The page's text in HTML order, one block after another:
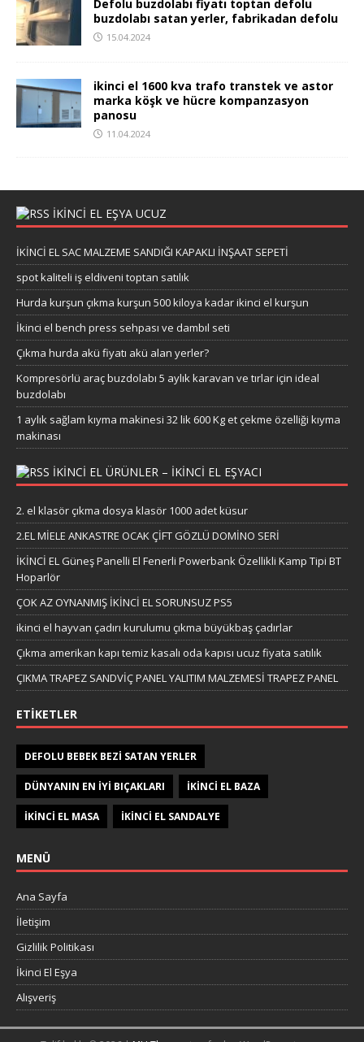
Defolu buzdolabı fiyatı toptan defolu
buzdolabı satan yerler, fabrikadan defolu
15.04.2024
ikinci el 1600 kva trafo transtek ve astor
marka köşk ve hücre kompanzasyon
panosu
11.04.2024
IKINCI EL EŞYA UCUZ
İKİNCİ EL SAC MALZEME SANDIĞI KAPAKLI İNŞAAT SEPETİ
spot kaliteli iş eldiveni toptan satılık
Hurda kurşun çıkma kurşun 500 kiloya kadar ikinci el kurşun
İkinci el bench press sehpası ve dambıl seti
Çıkma hurda akü fiyatı akü alan yerler?
Kompresörlü araç buzdolabı 5 aylık karavan ve tırlar için ideal
buzdolabı
1 aylık sağlam kıyma makinesi 32 lik 600 Kg et çekme özelliği kıyma
makinası
IKINCI EL ÜRÜNLER – IKINCI EL EŞYACI
2. el klasör çıkma dosya klasör 1000 adet küsur
2.EL MİELE ANKASTRE OCAK ÇİFT GÖZLÜ DOMİNO SERİ
İKİNCİ EL Güneş Panelli El Fenerli Powerbank Özellikli Kamp Tipi BT
Hoparlör
ÇOK AZ OYNANMIŞ İKİNCİ EL SORUNSUZ PS5
ikinci el hayvan çadırı kurulumu çıkma büyükbaş çadırlar
Çıkma amerikan kapı temiz kasalı oda kapısı ucuz fiyata satılık
ÇIKMA TRAPEZ SANDVİÇ PANEL YALITIM MALZEMESİ TRAPEZ PANEL
ETIKETLER
DEFOLU BEBEK BEZI SATAN YERLER
DÜNYANIN EN IYI BIÇAKLARI IKINCI EL BAZA
IKINCI EL MASA IKINCI EL SANDALYE
MENÜ
Ana Sayfa
İletişim
Gizlilik Politikası
İkinci El Eşya
Alışveriş